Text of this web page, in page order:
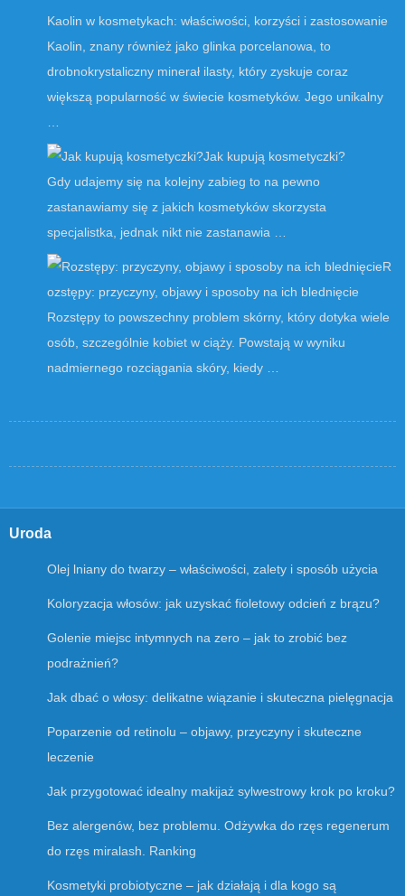
Kaolin w kosmetykach: właściwości, korzyści i zastosowanie
Kaolin, znany również jako glinka porcelanowa, to
drobnokrystaliczny minerał ilasty, który zyskuje coraz
większą popularność w świecie kosmetyków. Jego unikalny
Jak kupują kosmetyczki?
Gdy udajemy się na kolejny zabieg to na pewno
zastanawiamy się z jakich kosmetyków skorzysta
specjalistka, jednak nikt nie zastanawia …
R
ozstępy: przyczyny, objawy i sposoby na ich blednięcie
Rozstępy to powszechny problem skórny, który dotyka wiele
osób, szczególnie kobiet w ciąży. Powstają w wyniku
nadmiernego rozciągania skóry, kiedy …
Uroda
Olej lniany do twarzy – właściwości, zalety i sposób użycia
Koloryzacja włosów: jak uzyskać fioletowy odcień z brązu?
Golenie miejsc intymnych na zero – jak to zrobić bez
podrażnień?
Jak dbać o włosy: delikatne wiązanie i skuteczna pielęgnacja
Poparzenie od retinolu – objawy, przyczyny i skuteczne
leczenie
Jak przygotować idealny makijaż sylwestrowy krok po kroku?
Bez alergenów, bez problemu. Odżywka do rzęs regenerum
do rzęs miralash. Ranking
Kosmetyki probiotyczne – jak działają i dla kogo są